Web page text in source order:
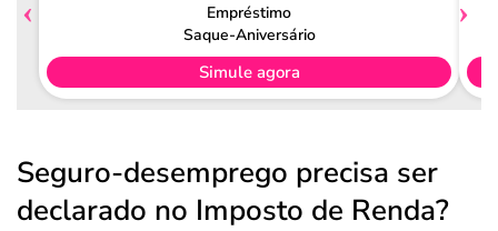
Empréstimo
Saque-Aniversário
Simule agora
Seguro-desemprego precisa ser
declarado no Imposto de Renda?